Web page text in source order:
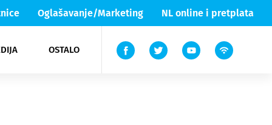
Oglašavanje/Marketing NL online i pretplata
OSTALO
Lika & Senj
TV